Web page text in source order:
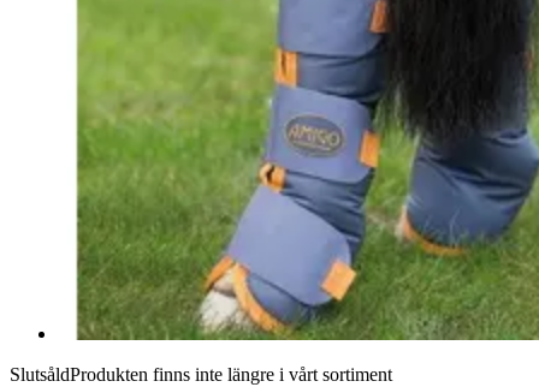
SlutsåldProdukten finns inte längre i vårt sortiment